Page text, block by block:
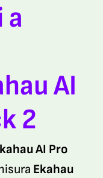
a
AI
2
AI Pro
Ekahau